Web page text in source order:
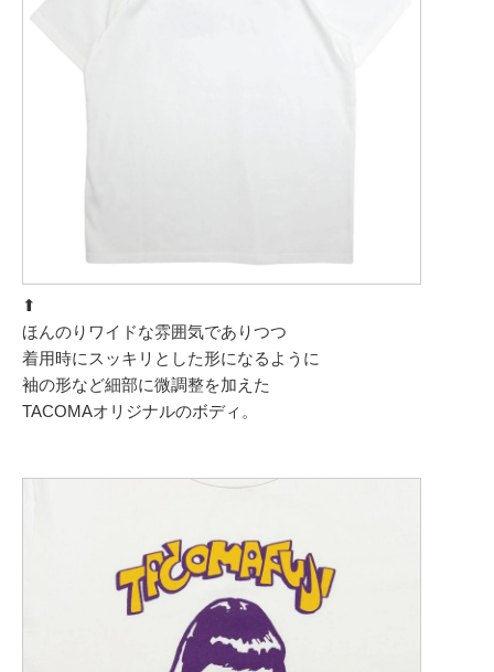
⬆︎
ほんのりワイドな雰囲気でありつつ
着用時にスッキリとした形になるように
袖の形など細部に微調整を加えた
TACOMAオリジナルのボディ。